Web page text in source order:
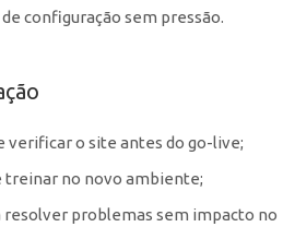
de configuração sem pressão.
verificar o site antes do go-live;
treinar no novo ambiente;
resolver problemas sem impacto no